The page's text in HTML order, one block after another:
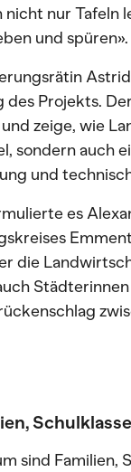
nicht nur Tafeln
und spüren».
des Projekts.
zeige, wie
sondern auch
und
es
die
sind Familien,